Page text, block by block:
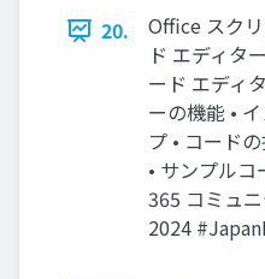
20.
Office スク
ド エディタ
ード エディ
ーの機能 •
プ • コード
• サンプル
365 コミュ
2024